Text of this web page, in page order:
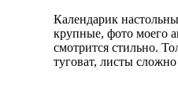
Календарик
крупные, фото моего
смотрится стильно.
туговат, листы сложно